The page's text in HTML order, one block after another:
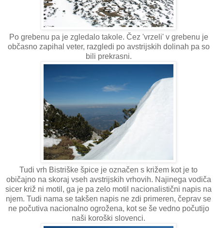
Po grebenu pa je zgledalo takole. Čez 'vrzeli' v grebenu je
občasno zapihal veter, razgledi po avstrijskih dolinah pa so
bili prekrasni.
Tudi vrh Bistriške špice je označen s križem kot je to
običajno na skoraj vseh avstrijskih vrhovih. Najinega vodiča
sicer križ ni motil, ga je pa zelo motil nacionalistični napis na
njem. Tudi nama se takšen napis ne zdi primeren, čeprav se
ne počutiva nacionalno ogrožena, kot se še vedno počutijo
naši koroški slovenci.